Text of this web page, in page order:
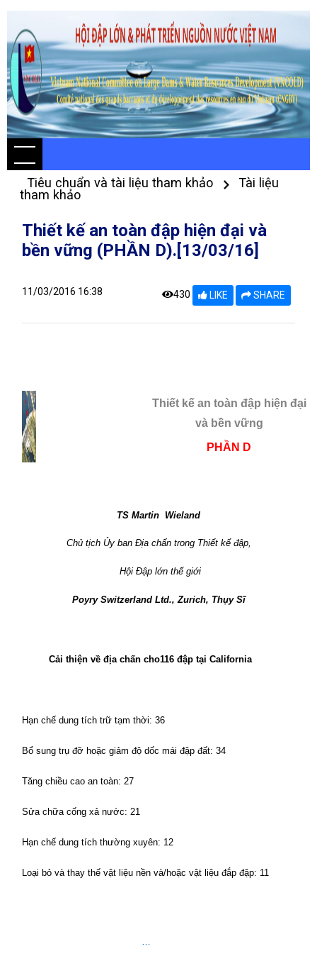
Tiêu chuẩn và tài liệu tham khảo
Tài liệu
tham khảo
Thiết kế an toàn đập hiện đại và
bền vững (PHẦN D).[13/03/16]
11/03/2016 16:38 430 LIKE SHARE
Thiết kế an toàn đập hiện đại
và bền vững
PHẦN D
TS Martin Wieland
Chủ tịch Ủy ban Địa chấn trong Thiết kế đập,
Hội Đập lớn thế giới
Poyry Switzerland Ltd., Zurich, Thụy Sĩ
Cải thiện về địa chấn cho116 đập tại California
Hạn chế dung tích trữ tạm thời: 36
Bổ sung trụ đỡ hoặc giảm độ dốc mái đập đất: 34
Tăng chiều cao an toàn: 27
Sửa chữa cống xả nước: 21
Hạn chế dung tích thường xuyên: 12
Loại bỏ và thay thế vật liệu nền và/hoặc vật liệu đắp đập: 11
…